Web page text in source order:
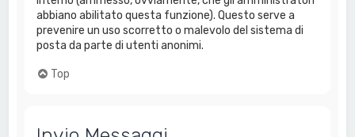
abbiano abilitato questa funzione). Questo serve a
prevenire un uso scorretto o malevolo del sistema di
posta da parte di utenti anonimi.
Top